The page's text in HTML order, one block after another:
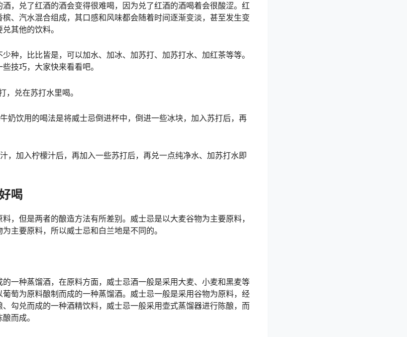
，兑了红酒的酒会变得很难喝，因为兑了红酒的酒喝着会很酸涩。红
、汽水混合组成，其口感和风味都会随着时间逐渐变淡，甚至发生变
其他的饮料。
种，比比皆是，可以加水、加冰、加苏打、加苏打水、加红茶等等。
技巧，大家快来看看吧。
，兑在苏打水里喝。
奶饮用的喝法是将威士忌倒进杯中，倒进一些冰块，加入苏打后，再
，加入柠檬汁后，再加入一些苏打后，再兑一点纯净水、加苏打水即
喝
，但是两者的酿造方法有所差别。威士忌是以大麦谷物为主要原料，
主要原料，所以威士忌和白兰地是不同的。
一种蒸馏酒，在原料方面，威士忌酒一般是采用大麦、小麦和黑麦等
萄为原料酿制而成的一种蒸馏酒。威士忌一般是采用谷物为原料，经
勾兑而成的一种酒精饮料，威士忌一般采用壶式蒸馏器进行陈酿，而
而成。